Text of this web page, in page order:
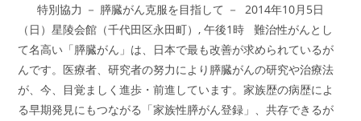
名
古
屋
2015
特別協力 － 膵臓がん克服を目指して － 2014年10月5日
（日）星陵会館（千代田区永田町）, 午後1時 難治性がんとし
て名高い「膵臓がん」は、日本で最も改善が求められているが
んです。医療者、研究者の努力により膵臓がんの研究や治療法
が、今、目覚ましく進歩・前進しています。家族歴の病歴によ
る早期発見にもつながる「家族性膵がん登録」、共存できるが